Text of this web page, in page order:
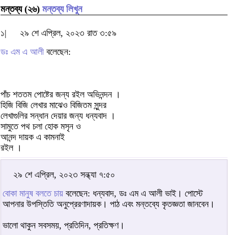
মন্তব্য (২৬) মন্তব্য লিখুন
১|
২৯ শে এপ্রিল, ২০২৩ রাত ৩:৫৯
ডঃ এম এ আলীবলেছেন:
পাঁচ শততম পোষ্টের জন্য রইল অভিনন্দন ।
হিজি বিজি লেখার মাঝেও বিজিতম সুন্দর
লেখাগুলির সন্ধান দেয়ার জন্য ধন্যবাদ ।
সামুতে পথ চলা হোক মসৃন ও
আনন্দ দায়ক এ কামনাই
রইল ।
২৯ শে এপ্রিল, ২০২৩ সন্ধ্যা ৭:৫০
বোকা মানুষ বলতে চায় বলেছেন: ধন্যবাদ, ডঃ এম এ আলী ভাই। পোস্টে
আপনার উপস্তিতি অনুপ্রেরণাদায়ক। পাঠ এবং মন্তব্যে কৃতজ্ঞতা জানবেন।
ভালো থাকুন সবসময়, প্রতিদিন, প্রতিক্ষণ।